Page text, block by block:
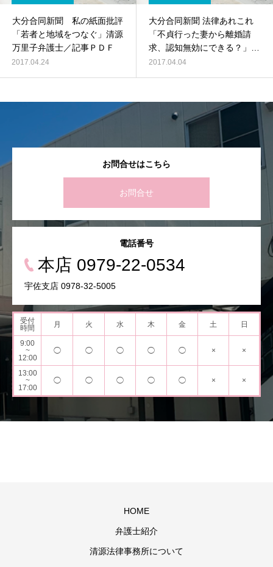
大分合同新聞 私の紙面批評
「若者と地域をつなぐ」清源
万里子弁護士／記事ＰＤＦ
2017.04.24
大分合同新聞 法律あれこれ
「不貞行った妻から離婚請
求、認知無効にできる？」
清源万里子弁護士／記事PDF
2017.04.04
お問合せはこちら
お問合せ
電話番号
本店 0979-22-0534
宇佐支店 0978-32-5005
受付
時間
月 火 水 木 金 土 日
9:00
~
12:00
◯ ◯ ◯ ◯ ◯ × ×
13:00
~
17:00
◯ ◯ ◯ ◯ ◯ × ×
HOME
弁護士紹介
清源法律事務所について